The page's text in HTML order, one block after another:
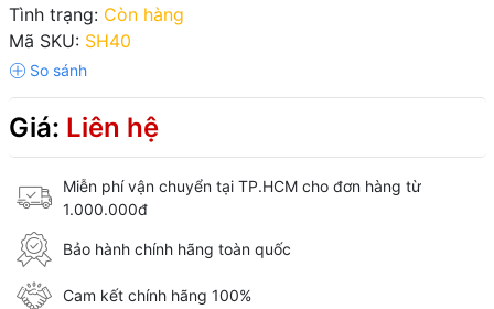
Tình trạng: Còn hàng
Mã SKU: SH40
Giá: Liên hệ
Miễn phí vận chuyển tại TP.HCM cho đơn hàng từ
1.000.000đ
Bảo hành chính hãng toàn quốc
Cam kết chính hãng 100%